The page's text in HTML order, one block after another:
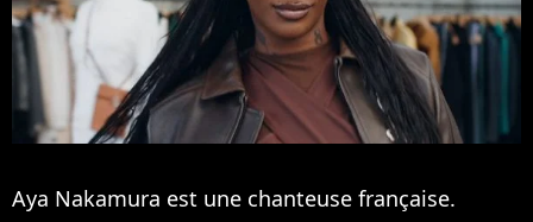
Aya Nakamura est une chanteuse française.